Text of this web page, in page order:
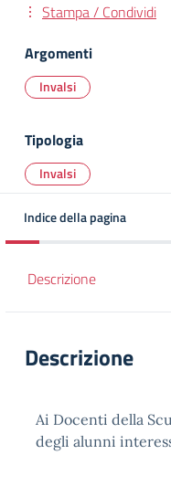
Stampa / Condividi
Argomenti
Invalsi
Tipologia
Invalsi
Indice della pagina
Descrizione
Descrizione
Ai Docenti della
degli alunni